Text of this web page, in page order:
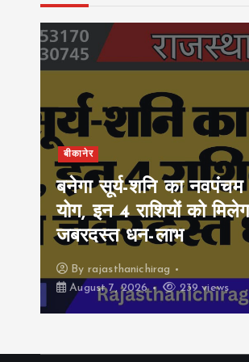
बीकानेर
बनेगा सूर्य-शनि का नवपंचम
योग, इन 4 राशियों को
जबरदस्त धन-लाभ
By rajasthanichirag
August 7, 2026
239 views